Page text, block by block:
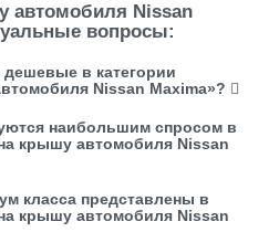
автомобиля Nissan
вопросы:
в категории
Nissan Maxima»?
наибольшим спросом в
крышу автомобиля Nissan
класса представлены в
крышу автомобиля Nissan